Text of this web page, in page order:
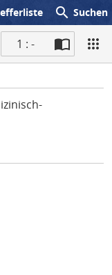
search Suchen
1 : -